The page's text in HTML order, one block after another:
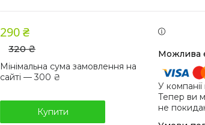
320 ₴
290 ₴
Мінімальна сума замовлення на
сайті — 300 ₴
Купити
У
Тепер ви
не